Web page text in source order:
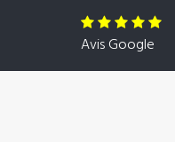
Avis Google